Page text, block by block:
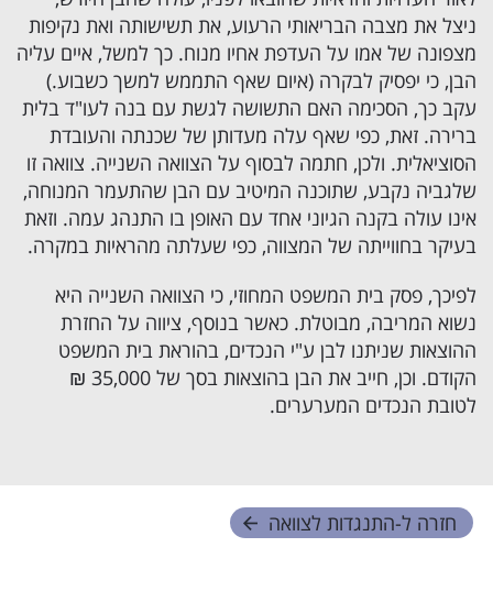
ניצל את מצבה הבריאותי הרעוע, את תשישותה ואת נקיפות
מצפונה של אמו על העדפת אחיו מנוח. כך למשל, איים עליה
הבן, כי יפסיק לבקרה (איום שאף התממש למשך כשבוע.)
עקב כך, הסכימה האם התשושה לגשת עם בנה לעו"ד בלית
ברירה. זאת, כפי שאף עלה מעדותן של שכנתה והעובדת
הסוציאלית. ולכן, חתמה לבסוף על הצוואה השנייה. צוואה זו
שלגביה נקבע, שתוכנה המיטיב עם הבן שהתעמר המנוחה,
אינו עולה בקנה הגיוני אחד עם האופן בו התנהג עמה. וזאת
בעיקר בחווייתה של המצווה, כפי שעלתה מהראיות במקרה.
לפיכך, פסק בית המשפט המחוזי, כי הצוואה השנייה היא
נשוא המריבה, מבוטלת. כאשר בנוסף, ציווה על החזרת
ההוצאות שניתנו לבן ע"י הנכדים, בהוראת בית המשפט
הקודם. וכן, חייב את הבן בהוצאות בסך של 35,000 ₪
לטובת הנכדים המערערים.
חזרה ל-התנגדות לצוואה